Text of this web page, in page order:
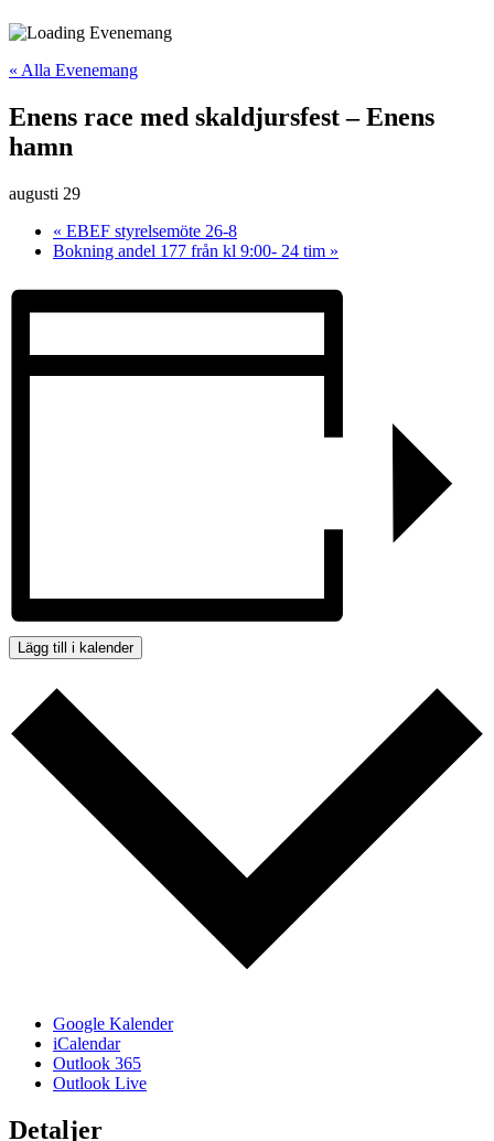
« Alla Evenemang
Enens race med skaldjursfest – Enens
hamn
augusti 29
« EBEF styrelsemöte 26-8
Bokning andel 177 från kl 9:00- 24 tim »
Lägg till i kalender
Google Kalender
iCalendar
Outlook 365
Outlook Live
Detaljer